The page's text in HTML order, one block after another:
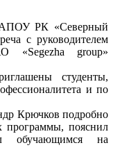
РК «Северный
с руководителем
«Segezha group»
студенты,
и по
Крючков подробно
программы, пояснил
обучающимся на